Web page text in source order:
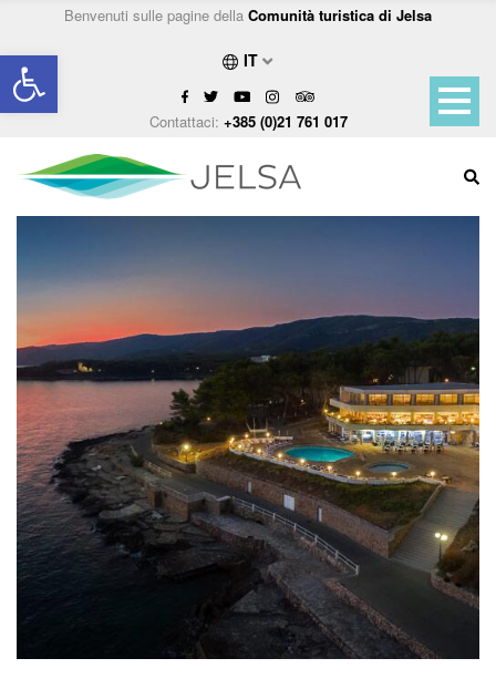
Open toolbar
Benvenuti sulle pagine della Comunità turistica di Jelsa
IT
Contattaci: +385 (0)21 761 017